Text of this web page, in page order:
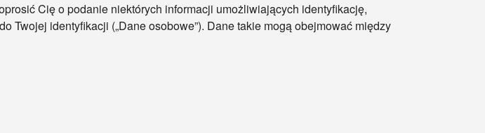
Cię o podanie niektórych informacji umożliwiających identyfikację,
Twojej identyfikacji („Dane osobowe”). Dane takie mogą obejmować między